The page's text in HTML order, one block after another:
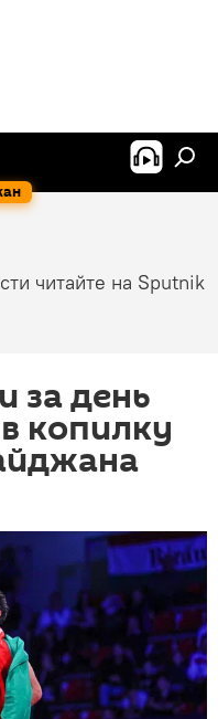
читайте на Sputnik
за день
копилку